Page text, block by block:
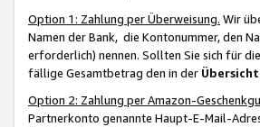
Option 1: Zahlung per Überweisung. Wir
Namen der Bank, die Kontonummer, den
erforderlich) nennen. Sollten Sie sich für
fällige Gesamtbetrag den in der
Option 2: Zahlung per Amazon-
Partnerkonto genannte Haupt-E-Mail-